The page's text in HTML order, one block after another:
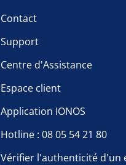
Contact
Support
Centre d'Assistance
Espace client
Application IONOS
Hotline : 08 05 54 21 80
Vérifier l'authenticité d'un